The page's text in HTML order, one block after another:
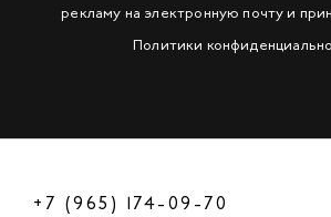
рекламу на электронную почту и
Политики
+7 (965) 174-09-70